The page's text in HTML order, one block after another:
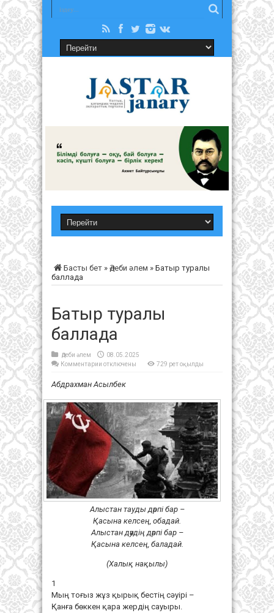
Басты бет » Әдеби әлем » Батыр туралы
баллада
Батыр туралы
баллада
Әдеби әлем
08.05.2025
Комментарии к
туралы
отключены 729 рет оқылды
Абдрахман Асылбек
Алыстан тауды дәрпі бар –
Қасына келсең, обадай.
Алыстан дәудің дәрпі бар –
Қасына келсең, баладай.
(Халық нақылы)
1
Мың тоғыз жұз қырық бестің сәуірі –
Қанға бөккен қара жердің сауыры.